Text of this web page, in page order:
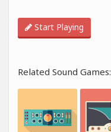
Start Playing
Related Sound Games: